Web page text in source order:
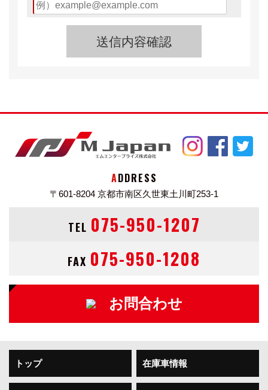
のタイアップによるモデルとなる。
安全装備として全車にデュアルエアバッグ
衝撃時にドアロックが解除される衝撃感知安全システム
ダイハツ ミラジーノ（MIRA_GINO）ミニライトスペシ
ャル(2000年10月)カタログ・スペック情報 特別・限定
ドア数 3ドア
型式 TA-L700S
トレッド前／後 1300/1280mm
※2004年4月以降の発売車種につきましては、車両本体
価格と消費税相当額（地方消費税額を含む）を含んだ総
額表示（内税）となります。
ADDRESS
〒601-8204 京都市南区久世東土川町253-1
TEL 075-950-1207
FAX 075-950-1208
お問合わせ
トップ 在庫車情報